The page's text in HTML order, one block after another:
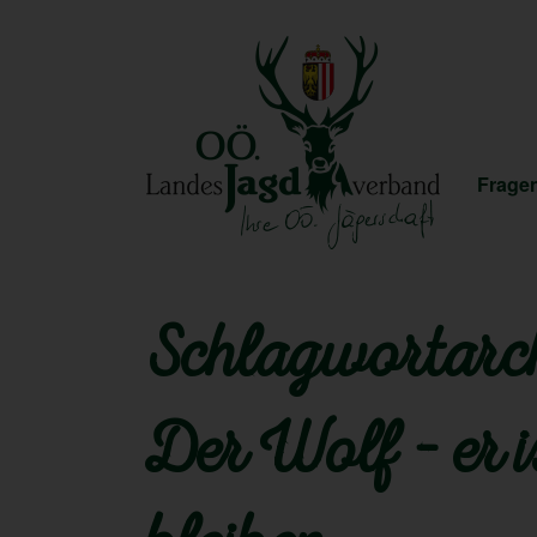
Der Wolf – er